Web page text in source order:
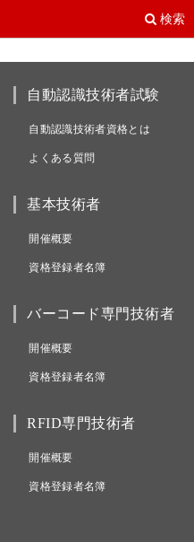
自動認識技術者試験
自動認識技術者資格とは
よくある質問
基本技術者
開催概要
資格登録者名簿
バーコード専門技術者
開催概要
資格登録者名簿
RFID専門技術者
開催概要
資格登録者名簿